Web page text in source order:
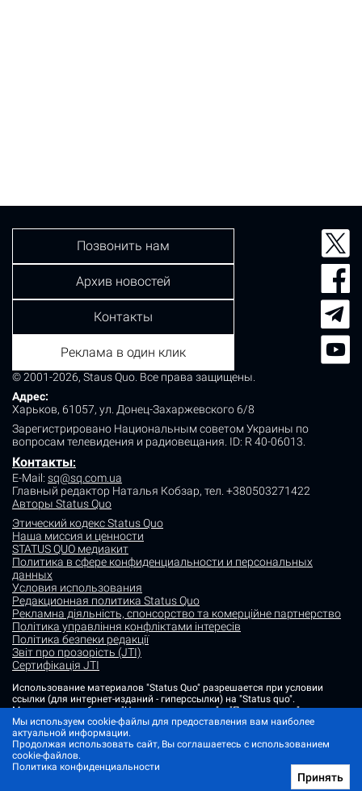
© 2001-2026, Staus Quo. Все права защищены.
Адрес:
Харьков, 61057, ул. Донец-Захаржевского 6/8
Зарегистрировано Национальным советом Украины по
вопросам телевидения и радиовещания. ID: R 40-06013.
Контакты:
E-Mail: sq@sq.com.ua
Главный редактор Наталья Кобзар, тел. +380503271422
Авторы Status Quo
Этический кодекс Status Quo
Наша миссия и ценности
STATUS QUO медиакит
Политика в сфере конфиденциальности и персональных
данных
Условия использования
Редакционная политика Status Quo
Рекламна діяльність, спонсорство та комерційне партнерство
Політика управління конфліктами інтересів
Політика безпеки редакції
Звіт про прозорість (JTI)
Сертифікація JTI
Позвонить нам
Архив новостей
Контакты
Реклама в один клик
Использование материалов "Status Quo" разрешается при условии
ссылки (для интернет-изданий - гиперссылки) на "Status quo".
Материалы в рубриках "Новости партнеров" и "Пресс-релизы"
размещаются на правах рекламы или в рамках некоммерческого
партнерства.
Изображения, содержащие метку "Status Quo" или не содержащие
информации об источнике фото, являются иллюстративными либо
сгенерированными ИИ
Мы используем cookie-файлы для предоставления вам наиболее
актуальной информации.
Продолжая использовать сайт, Вы соглашаетесь с использованием
cookie-файлов.
Политика конфиденциальности
Принять